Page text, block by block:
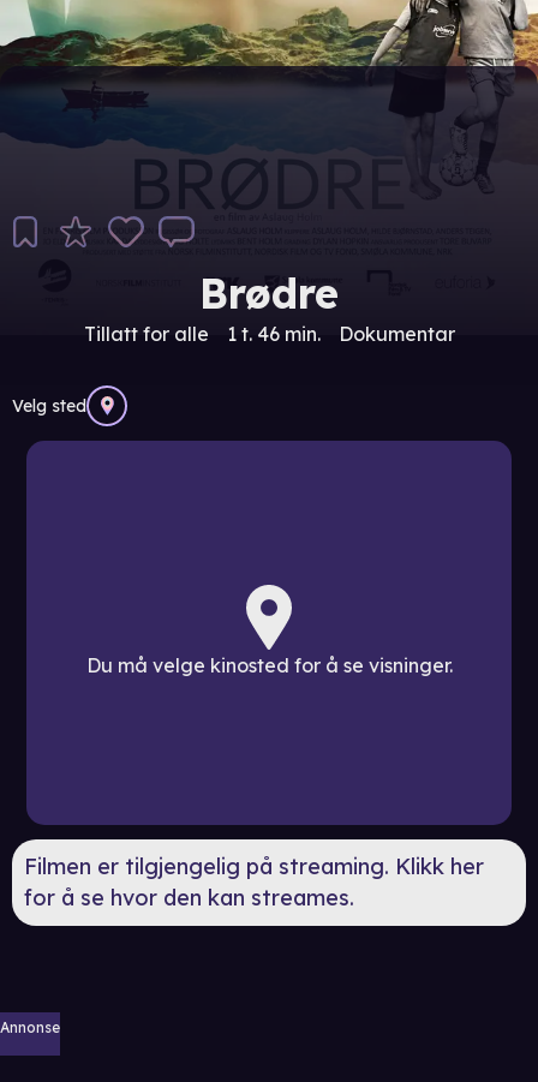
Brødre
Tillatt for alle 1 t. 46 min. Dokumentar
Velg sted
Du må velge kinosted for å se visninger.
Filmen er tilgjengelig på streaming. Klikk her
for å se hvor den kan streames.
Annonse